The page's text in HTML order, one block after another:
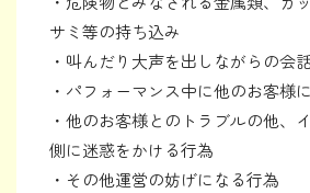
サミ等の持ち込み
・叫んだり大声を出しながらの会
・パフォーマンス中に他のお客様
・他のお客様とのトラブルの他、
側に迷惑をかける行為
・その他運営の妨げになる行為